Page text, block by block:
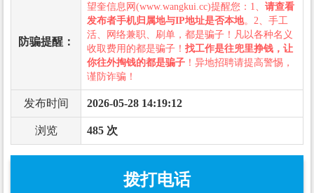
防骗提醒：
望奎信息网(www.wangkui.cc)提醒您：1、 请查看
发布者手机归属地与IP地址是否本地。2、手工
活、网络兼职、刷单，都是骗子！凡以各种名义
收取费用的都是骗子！ 找工作是往兜里挣钱，让
你往外掏钱的都是骗子 ！异地招聘请提高警惕，
谨防诈骗！
发布时间 2026-05-28 14:19:12
浏览 485 次
拨打电话